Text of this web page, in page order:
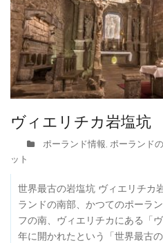
ヴィエリチカ岩塩坑
ポーランド情報, ポーランド
ット
世界最古の岩塩坑 ヴィエリチ
ランドの南部、かつてのポーラ
フの南、ヴィエリチカにある「
年に開かれたという「世界最古